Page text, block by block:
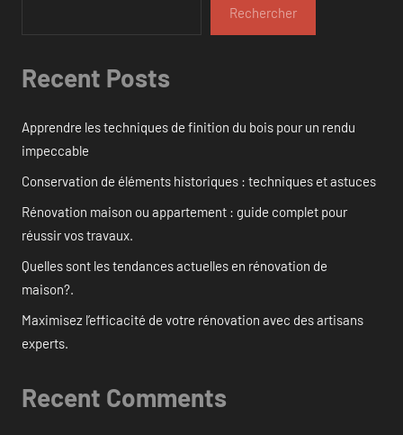
Rechercher
Recent Posts
Apprendre les techniques de finition du bois pour un rendu
impeccable
Conservation de éléments historiques : techniques et astuces
Rénovation maison ou appartement : guide complet pour
réussir vos travaux.
Quelles sont les tendances actuelles en rénovation de
maison?.
Maximisez l’efficacité de votre rénovation avec des artisans
experts.
Recent Comments